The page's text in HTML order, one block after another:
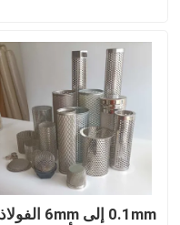
منتجات
معلومات عنا
جولة في المعمل
0.1mm إلى 6mm الفولاذ